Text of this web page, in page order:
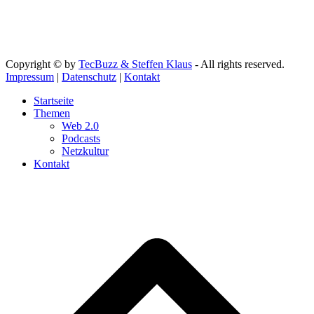
Copyright © by TecBuzz & Steffen Klaus - All rights reserved.
Impressum | Datenschutz | Kontakt
Startseite
Themen
Web 2.0
Podcasts
Netzkultur
Kontakt